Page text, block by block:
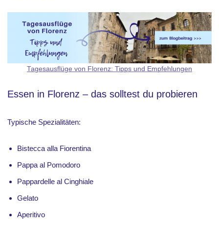
Tagesausflüge von Florenz: Tipps und Empfehlungen
Essen in Florenz – das solltest du probieren
Typische Spezialitäten:
Bistecca alla Fiorentina
Pappa al Pomodoro
Pappardelle al Cinghiale
Gelato
Aperitivo